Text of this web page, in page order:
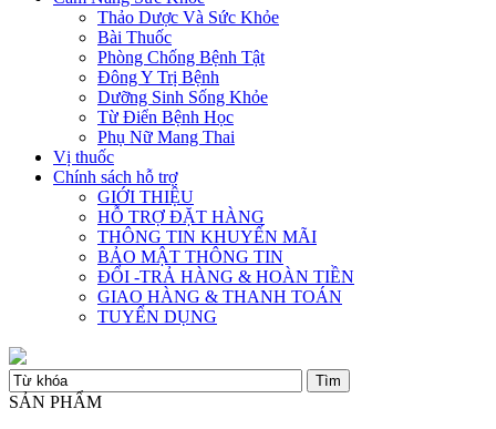
Thảo Dược Và Sức Khỏe
Bài Thuốc
Phòng Chống Bệnh Tật
Đông Y Trị Bệnh
Dưỡng Sinh Sống Khỏe
Từ Điển Bệnh Học
Phụ Nữ Mang Thai
Vị thuốc
Chính sách hỗ trợ
GIỚI THIỆU
HỖ TRỢ ĐẶT HÀNG
THÔNG TIN KHUYẾN MÃI
BẢO MẬT THÔNG TIN
ĐỔI -TRẢ HÀNG & HOÀN TIỀN
GIAO HÀNG & THANH TOÁN
TUYỂN DỤNG
SẢN PHẨM